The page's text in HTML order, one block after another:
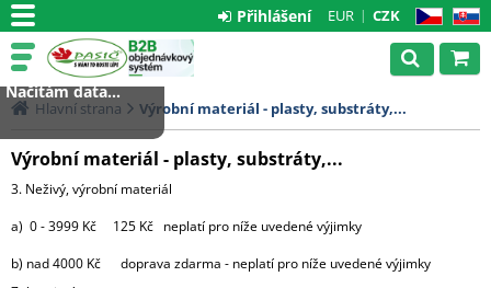
CZ SK
EUR CZK
Přihlášení
Hlavní strana Výrobní materiál - plasty, substráty,...
Výrobní materiál - plasty, substráty,...
3. Neživý, výrobní materiál
a) 0 - 3999 Kč 125 Kč neplatí pro níže uvedené výjimky
b) nad 4000 Kč doprava zdarma - neplatí pro níže uvedené výjimky
Načítám data...